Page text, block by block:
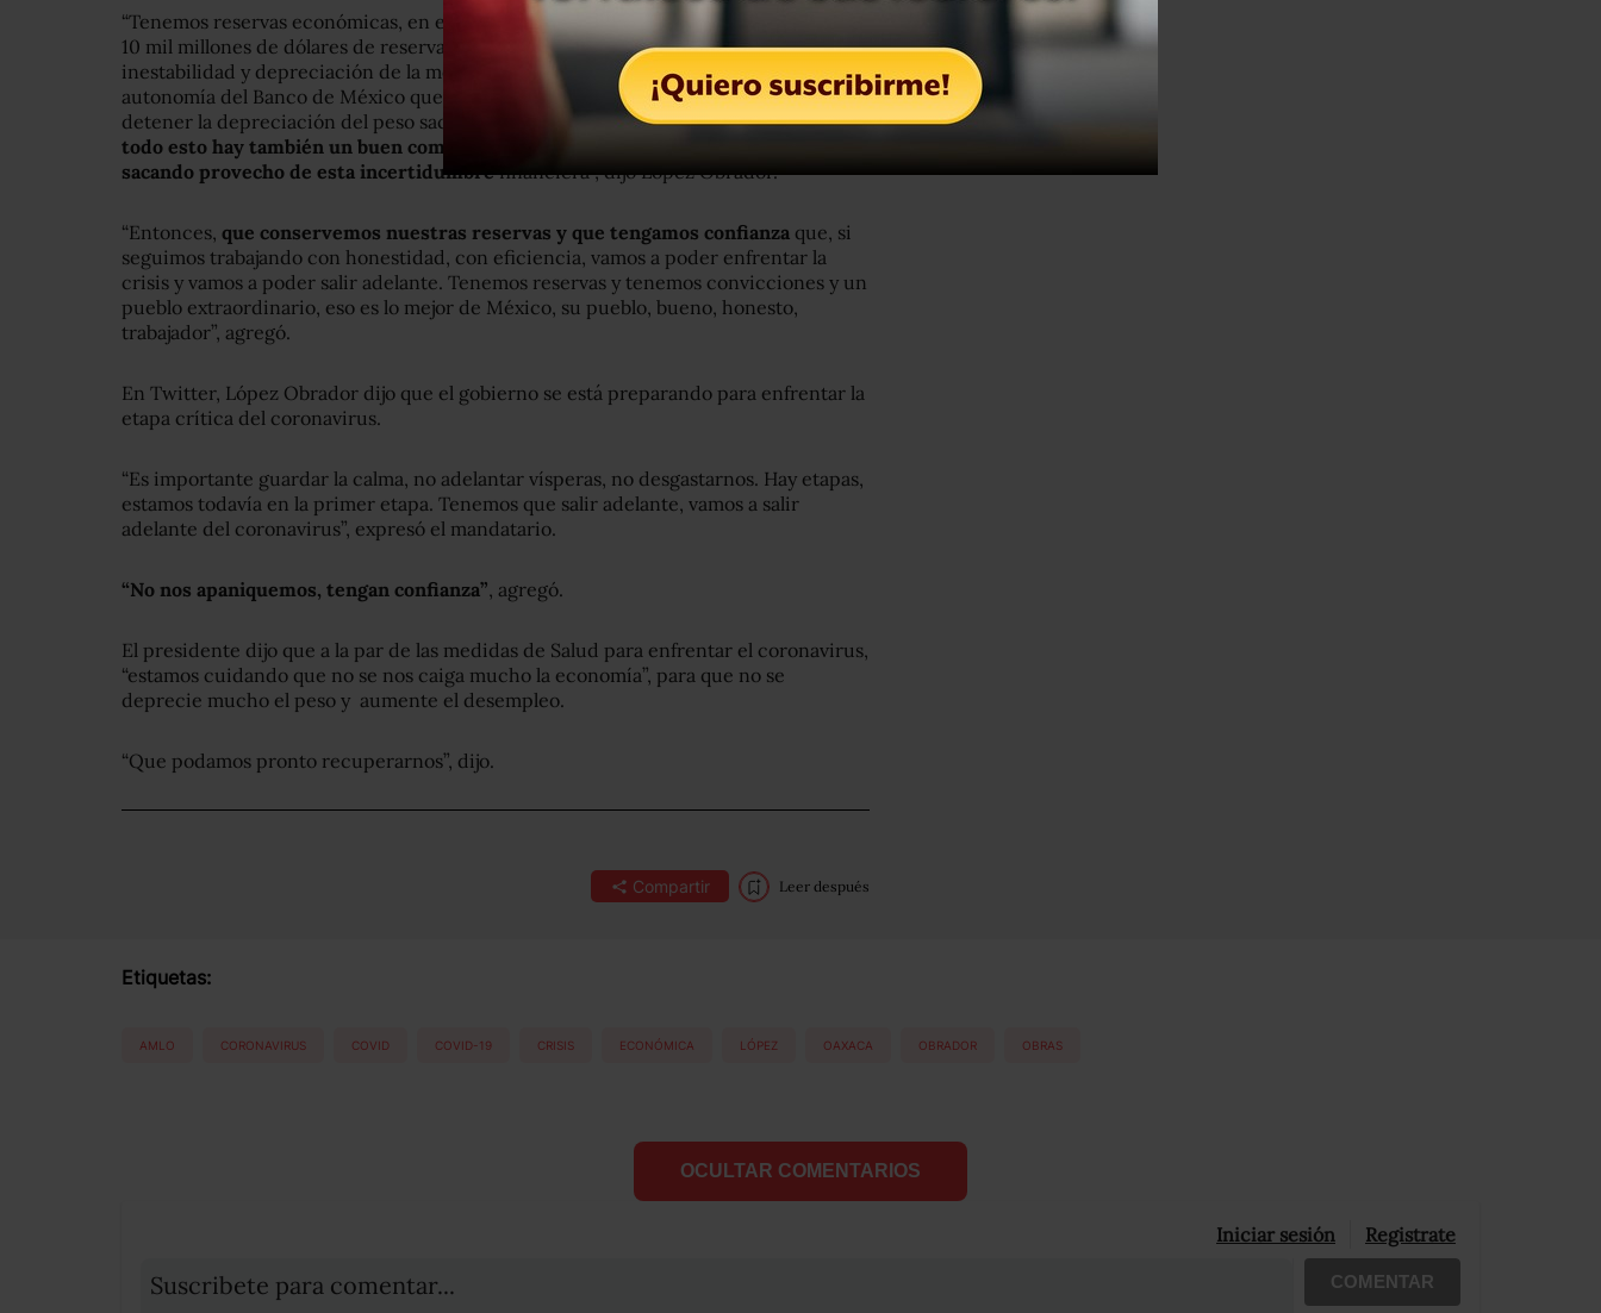
“Tenemos reservas económicas, en el tiempo que llevamos gobernando acumulamos
10 mil millones de dólares de reservas del Banco de México y, aunque ha habido
inestabilidad y depreciación de la moneda, yo he sugerido siendo respetuoso de la
autonomía del Banco de México que se cuiden esas reservas, que no se intente
detener la depreciación del peso sacando reservas, que nos aguantemos, porqueen
todo esto hay también un buen componente de especulación de quienes están
sacando provecho de esta incertidumbrefinanciera”, dijo López Obrador.
“Entonces, que conservemos nuestras reservas y que tengamos confianza que, si
seguimos trabajando con honestidad, con eficiencia, vamos a poder enfrentar la
crisis y vamos a poder salir adelante. Tenemos reservas y tenemos convicciones y un
pueblo extraordinario, eso es lo mejor de México, su pueblo, bueno, honesto,
trabajador”, agregó.
En Twitter, López Obrador dijo que el gobierno se está preparando para enfrentar la
etapa crítica del coronavirus.
“Es importante guardar la calma, no adelantar vísperas, no desgastarnos. Hay etapas,
estamos todavía en la primer etapa. Tenemos que salir adelante, vamos a salir
adelante del coronavirus”, expresó el mandatario.
“No nos apaniquemos, tengan confianza”, agregó.
El presidente dijo que a la par de las medidas de Salud para enfrentar el coronavirus,
“estamos cuidando que no se nos caiga mucho la economía”, para que no se
deprecie mucho el peso y aumente el desempleo.
“Que podamos pronto recuperarnos”, dijo.
Compartir Leer después
Etiquetas:
AMLO CORONAVIRUS COVID COVID-19 CRISIS ECONÓMICA LÓPEZ OAXACA OBRADOR OBRAS
OCULTAR COMENTARIOS
Iniciar sesión Registrate
Suscribete para comentar... COMENTAR